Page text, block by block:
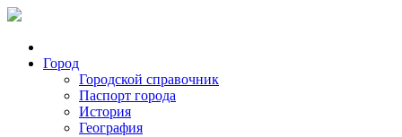
Город
Городской справочник
Паспорт города
История
География